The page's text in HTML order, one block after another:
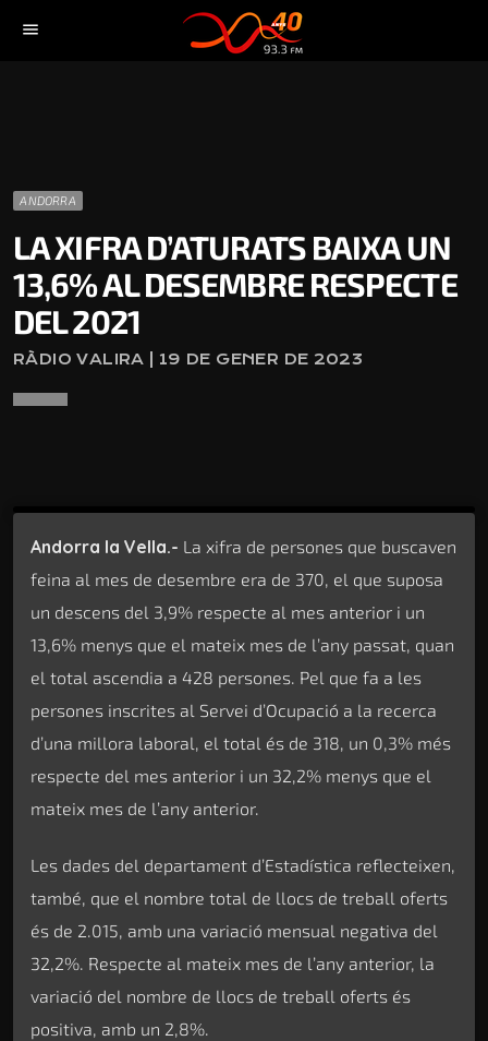
menu
ANDORRA
LA XIFRA D’ATURATS BAIXA UN
13,6% AL DESEMBRE RESPECTE
DEL 2021
RÀDIO VALIRA | 19 DE GENER DE 2023
Andorra la Vella.- La xifra de persones que buscaven
feina al mes de desembre era de 370, el que suposa
un descens del 3,9% respecte al mes anterior i un
13,6% menys que el mateix mes de l’any passat, quan
el total ascendia a 428 persones. Pel que fa a les
persones inscrites al Servei d’Ocupació a la recerca
d’una millora laboral, el total és de 318, un 0,3% més
respecte del mes anterior i un 32,2% menys que el
mateix mes de l’any anterior.
Les dades del departament d’Estadística reflecteixen,
també, que el nombre total de llocs de treball oferts
és de 2.015, amb una variació mensual negativa del
32,2%. Respecte al mateix mes de l’any anterior, la
variació del nombre de llocs de treball oferts és
positiva, amb un 2,8%.